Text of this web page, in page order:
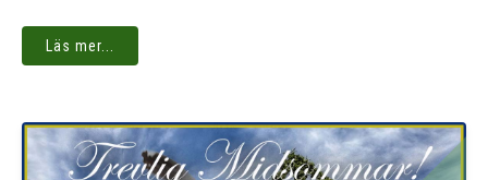
Läs mer...